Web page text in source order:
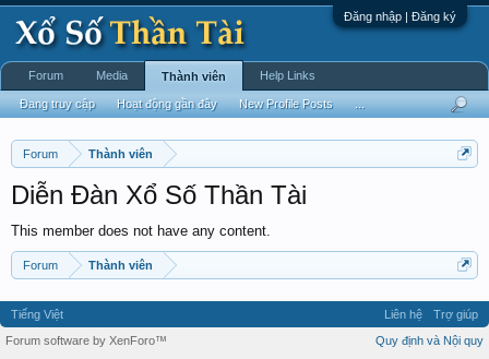
Đăng nhập | Đăng ký
Forum Thành viên
Diễn Đàn Xổ Số Thần Tài
This member does not have any content.
Forum Thành viên
Forum Media Thành viên
Đang truy cập Hoạt động gần đây New Profile Posts
Help Links
Tiếng Việt Liên hệ
Trợ giúp
Quy định và Nội quy
Forum software by XenForo™